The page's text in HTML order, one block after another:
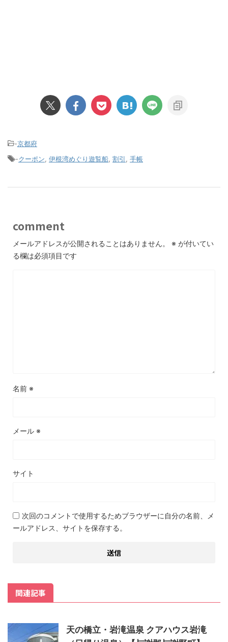
-京都府
-クーポン 伊根湾めぐり遊覧船 割引 手帳
comment
メールアドレスが公開されることはありません。 ※ が付いてい
る欄は必須項目です
名前 ※
メール ※
サイト
次回のコメントで使用するためブラウザーに自分の名前、メ
ールアドレス、サイトを保存する。
関連記事
天の橋立・岩滝温泉 クアハウス岩滝